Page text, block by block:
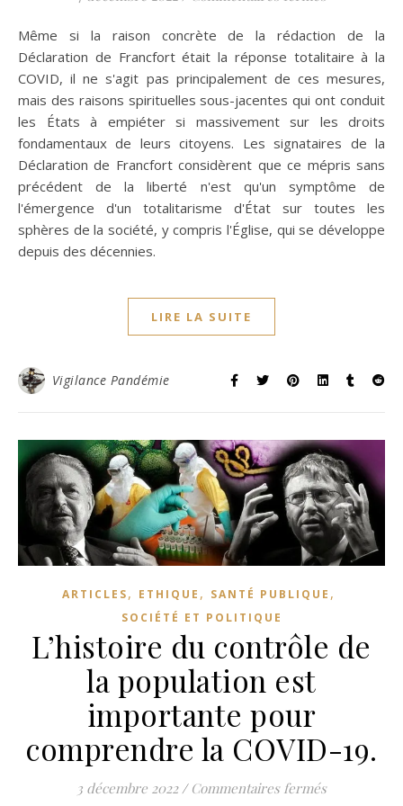
Même si la raison concrète de la rédaction de la
Déclaration de Francfort était la réponse totalitaire à la
COVID, il ne s'agit pas principalement de ces mesures,
mais des raisons spirituelles sous-jacentes qui ont conduit
les États à empiéter si massivement sur les droits
fondamentaux de leurs citoyens. Les signataires de la
Déclaration de Francfort considèrent que ce mépris sans
précédent de la liberté n'est qu'un symptôme de
l'émergence d'un totalitarisme d'État sur toutes les
sphères de la société, y compris l'Église, qui se développe
depuis des décennies.
LIRE LA SUITE
Vigilance Pandémie
ARTICLES, ETHIQUE , SANTÉ PUBLIQUE ,
SOCIÉTÉ ET POLITIQUE
L’histoire du contrôle de
la population est
importante pour
comprendre la COVID-19.
3 décembre 2022 / Commentaires ferméssur